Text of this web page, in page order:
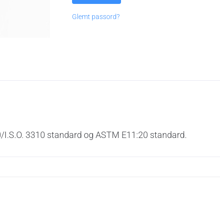
Glemt passord?
3310 standard og ASTM E11:20 standard.